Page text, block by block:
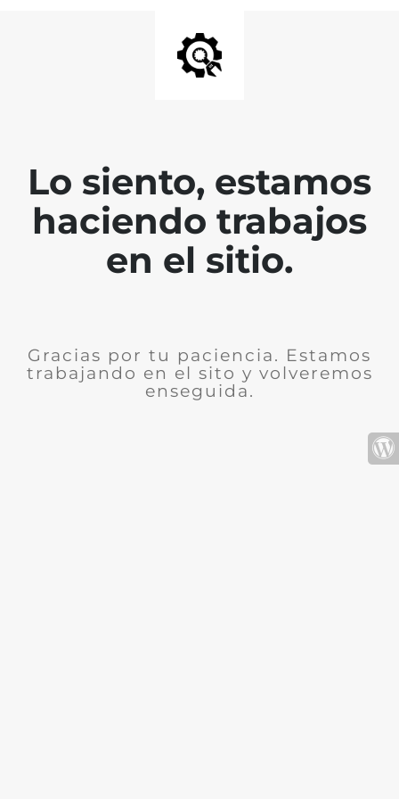
Lo siento, estamos
haciendo trabajos
en el sitio.
Gracias por tu paciencia. Estamos
trabajando en el sito y volveremos
enseguida.